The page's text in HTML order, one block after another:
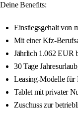
Deine Benefits:
Einstiegsgehalt von
Mit einer Kfz-
Jährlich 1.062 EUR
30 Tage
Leasing-Modelle für
Tablet mit privater
Zuschuss zur